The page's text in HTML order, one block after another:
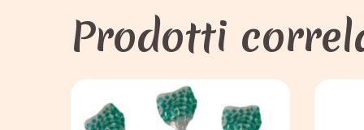
Prodotti